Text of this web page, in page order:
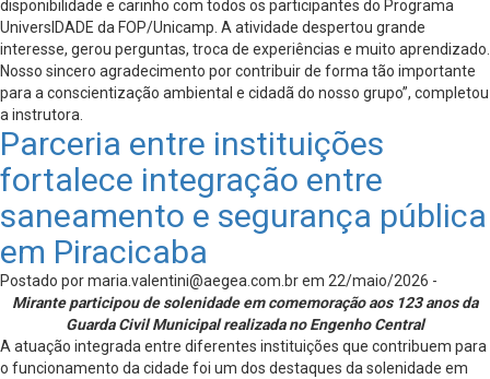
disponibilidade e carinho com todos os participantes do Programa
UniversIDADE da FOP/Unicamp. A atividade despertou grande
interesse, gerou perguntas, troca de experiências e muito aprendizado.
Nosso sincero agradecimento por contribuir de forma tão importante
para a conscientização ambiental e cidadã do nosso grupo”, completou
a instrutora.
Parceria entre instituições
fortalece integração entre
saneamento e segurança pública
em Piracicaba
Postado pormaria.valentini@aegea.com.brem 22/maio/2026 -
Mirante participou de solenidade em comemoração aos 123 anos da
Guarda Civil Municipal realizada no Engenho Central
A atuação integrada entre diferentes instituições que contribuem para
o funcionamento da cidade foi um dos destaques da solenidade em